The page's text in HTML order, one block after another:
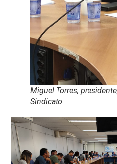
Miguel Torres,
Sindicato